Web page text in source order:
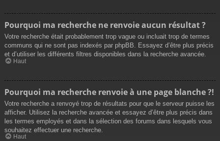
Pourquoi ma recherche ne renvoie aucun résultat ?
Votre recherche était probablement trop vague ou incluait trop de termes
communs qui ne sont pas indexés par phpBB. Essayez d’être plus précis
et d’utiliser les différents filtres disponibles dans la recherche avancée.
Haut
Pourquoi ma recherche renvoie à une page blanche ?!
Votre recherche a renvoyé trop de résultats pour que le serveur puisse les
afficher. Utilisez la recherche avancée et essayez d’être plus précis dans
les termes employés et dans la sélection des forums dans lesquels vous
souhaitez effectuer une recherche.
Haut